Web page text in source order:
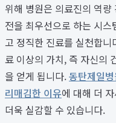
위해 병원은 의료진의 역
전을 최우선으로 하는 시
고 정직한 진료를 실천합
료 이상의 가치, 즉 자신의
을 얻게 됩니다.동탄제일
리매김한 이유에 대해 더
더욱 실감할 수 있습니다.